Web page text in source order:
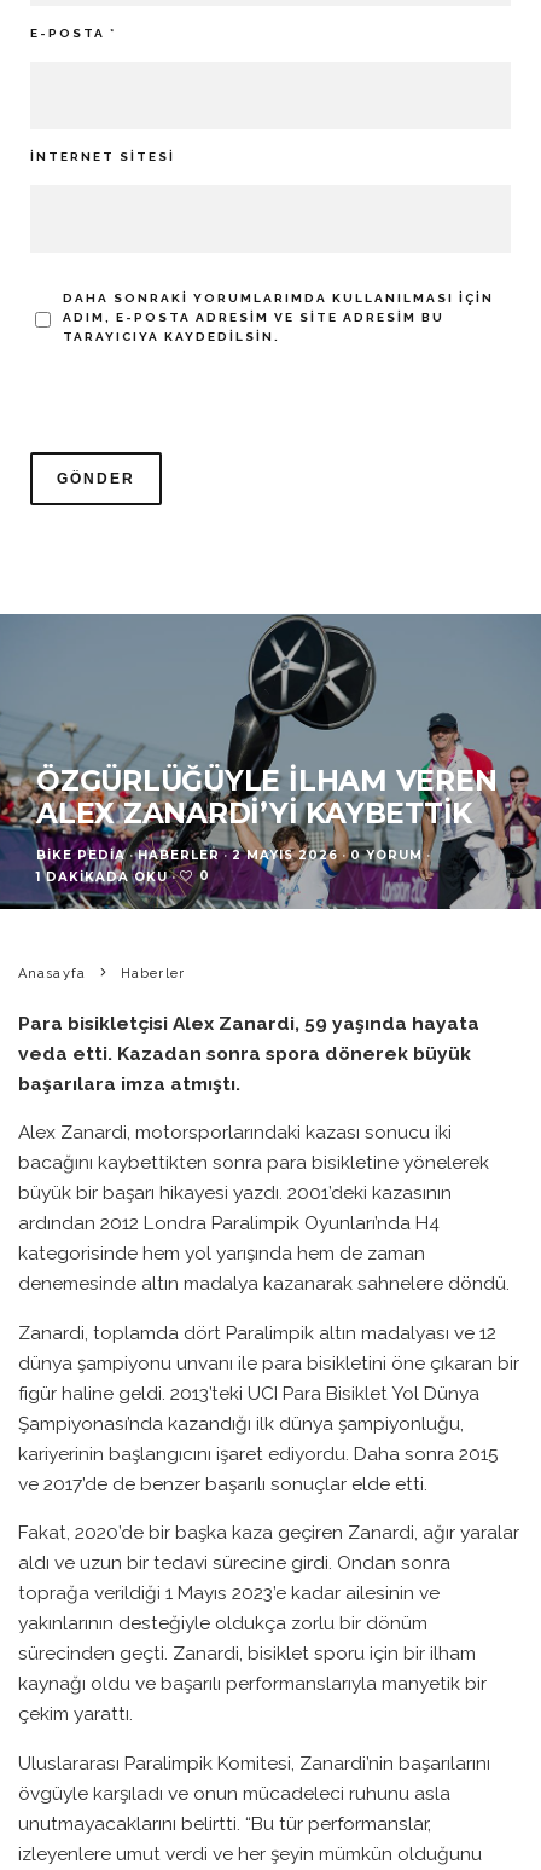
E-POSTA *
İNTERNET SITESI
DAHA SONRAKI YORUMLARIMDA KULLANILMASI IÇIN
ADIM, E-POSTA ADRESIM VE SITE ADRESIM BU
TARAYICIYA KAYDEDILSIN.
ÖZGÜRLÜĞÜYLE İLHAM VEREN
ALEX ZANARDI’YI KAYBETTIK
BIKE PEDIA · HABERLER · 2 MAYIS 2026 · 0 YORUM ·
1 DAKIKADA OKU · 0
Anasayfa Haberler
Para bisikletçisi Alex Zanardi, 59 yaşında hayata
veda etti. Kazadan sonra spora dönerek büyük
başarılara imza atmıştı.
Alex Zanardi, motorsporlarındaki kazası sonucu iki
bacağını kaybettikten sonra para bisikletine yönelerek
büyük bir başarı hikayesi yazdı. 2001’deki kazasının
ardından 2012 Londra Paralimpik Oyunları’nda H4
kategorisinde hem yol yarışında hem de zaman
denemesinde altın madalya kazanarak sahnelere döndü.
Zanardi, toplamda dört Paralimpik altın madalyası ve 12
dünya şampiyonu unvanı ile para bisikletini öne çıkaran bir
figür haline geldi. 2013’teki UCI Para Bisiklet Yol Dünya
Şampiyonası’nda kazandığı ilk dünya şampiyonluğu,
kariyerinin başlangıcını işaret ediyordu. Daha sonra 2015
ve 2017’de de benzer başarılı sonuçlar elde etti.
Fakat, 2020’de bir başka kaza geçiren Zanardi, ağır yaralar
aldı ve uzun bir tedavi sürecine girdi. Ondan sonra
toprağa verildiği 1 Mayıs 2023’e kadar ailesinin ve
yakınlarının desteğiyle oldukça zorlu bir dönüm
sürecinden geçti. Zanardi, bisiklet sporu için bir ilham
kaynağı oldu ve başarılı performanslarıyla manyetik bir
çekim yarattı.
Uluslararası Paralimpik Komitesi, Zanardi’nin başarılarını
övgüyle karşıladı ve onun mücadeleci ruhunu asla
unutmayacaklarını belirtti. “Bu tür performanslar,
izleyenlere umut verdi ve her şeyin mümkün olduğunu